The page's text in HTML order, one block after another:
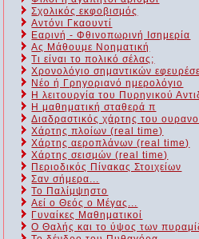
Σχολικός εκφοβισμός
Αντόνι Γκαουντί
Εαρινή - Φθινοπωρινή Ισημερία
Ας Μάθουμε Νοηματική
Τι είναι το πολικό σέλας;
Χρονολόγιο σημαντικών
Νέο ή Γρηγοριανό ημερολόγιο
Η λειτουργία του Πυρηνικού
Η μαθηματική σταθερά π
Διαδραστικός χάρτης του
Χάρτης πλοίων (real time)
Χάρτης αεροπλάνων (real time)
Χάρτης σεισμών (real time)
Περιοδικός Πίνακας Στοιχείων
Σαν σήμερα...
Το Παλίμψηστο
Αεί ο Θεός ο Μέγας...
Γυναίκες Μαθηματικοί
Ο Θαλής και το ύψος των